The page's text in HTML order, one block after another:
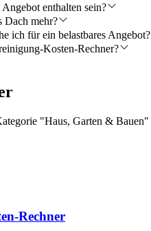
enthalten sein?
Dach mehr?
ich für ein belastbares Angebot?
Kosten-Rechner?
"Haus, Garten & Bauen"
Rechner